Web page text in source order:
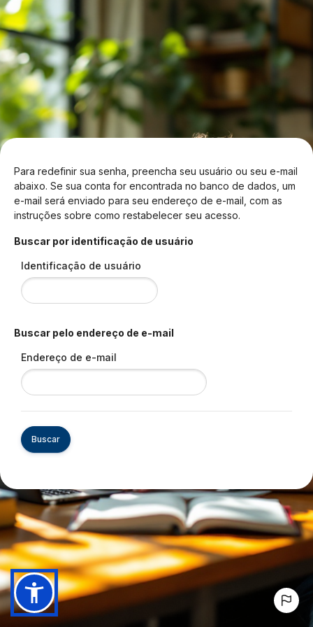
Ir para o conteúdo principal
Para redefinir sua senha, preencha seu usuário ou seu e-mail
abaixo. Se sua conta for encontrada no banco de dados, um
e-mail será enviado para seu endereço de e-mail, com as
instruções sobre como restabelecer seu acesso.
Buscar por identificação de usuário
Identificação de usuário
Buscar pelo endereço de e-mail
Endereço de e-mail